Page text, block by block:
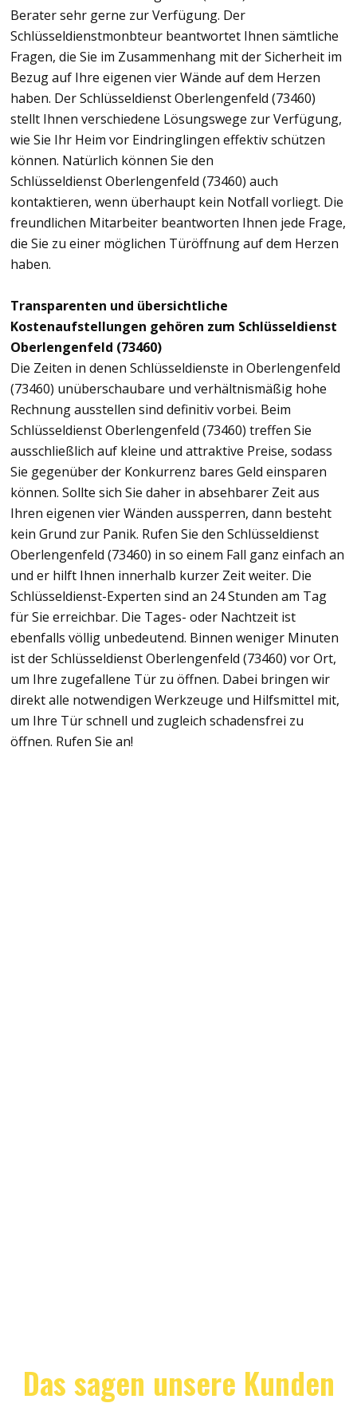
Berater sehr gerne zur Verfügung. Der
Schlüsseldienstmonbteur beantwortet Ihnen sämtliche
Fragen, die Sie im Zusammenhang mit der Sicherheit im
Bezug auf Ihre eigenen vier Wände auf dem Herzen
haben. Der Schlüsseldienst Oberlengenfeld (73460)
stellt Ihnen verschiedene Lösungswege zur Verfügung,
wie Sie Ihr Heim vor Eindringlingen effektiv schützen
können. Natürlich können Sie den
Schlüsseldienst Oberlengenfeld (73460) auch
kontaktieren, wenn überhaupt kein Notfall vorliegt. Die
freundlichen Mitarbeiter beantworten Ihnen jede Frage,
die Sie zu einer möglichen Türöffnung auf dem Herzen
haben.
Transparenten und übersichtliche
Kostenaufstellungen gehören zum Schlüsseldienst
Oberlengenfeld (73460)
Die Zeiten in denen Schlüsseldienste in Oberlengenfeld
(73460) unüberschaubare und verhältnismäßig hohe
Rechnung ausstellen sind definitiv vorbei. Beim
Schlüsseldienst Oberlengenfeld (73460) treffen Sie
ausschließlich auf kleine und attraktive Preise, sodass
Sie gegenüber der Konkurrenz bares Geld einsparen
können. Sollte sich Sie daher in absehbarer Zeit aus
Ihren eigenen vier Wänden aussperren, dann besteht
kein Grund zur Panik. Rufen Sie den Schlüsseldienst
Oberlengenfeld (73460) in so einem Fall ganz einfach an
und er hilft Ihnen innerhalb kurzer Zeit weiter. Die
Schlüsseldienst-Experten sind an 24 Stunden am Tag
für Sie erreichbar. Die Tages- oder Nachtzeit ist
ebenfalls völlig unbedeutend. Binnen weniger Minuten
ist der Schlüsseldienst Oberlengenfeld (73460) vor Ort,
um Ihre zugefallene Tür zu öffnen. Dabei bringen wir
direkt alle notwendigen Werkzeuge und Hilfsmittel mit,
um Ihre Tür schnell und zugleich schadensfrei zu
öffnen. Rufen Sie an!
Das sagen unsere Kunden